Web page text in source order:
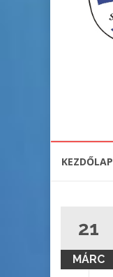
KEZDŐLAP
21
MÁRC